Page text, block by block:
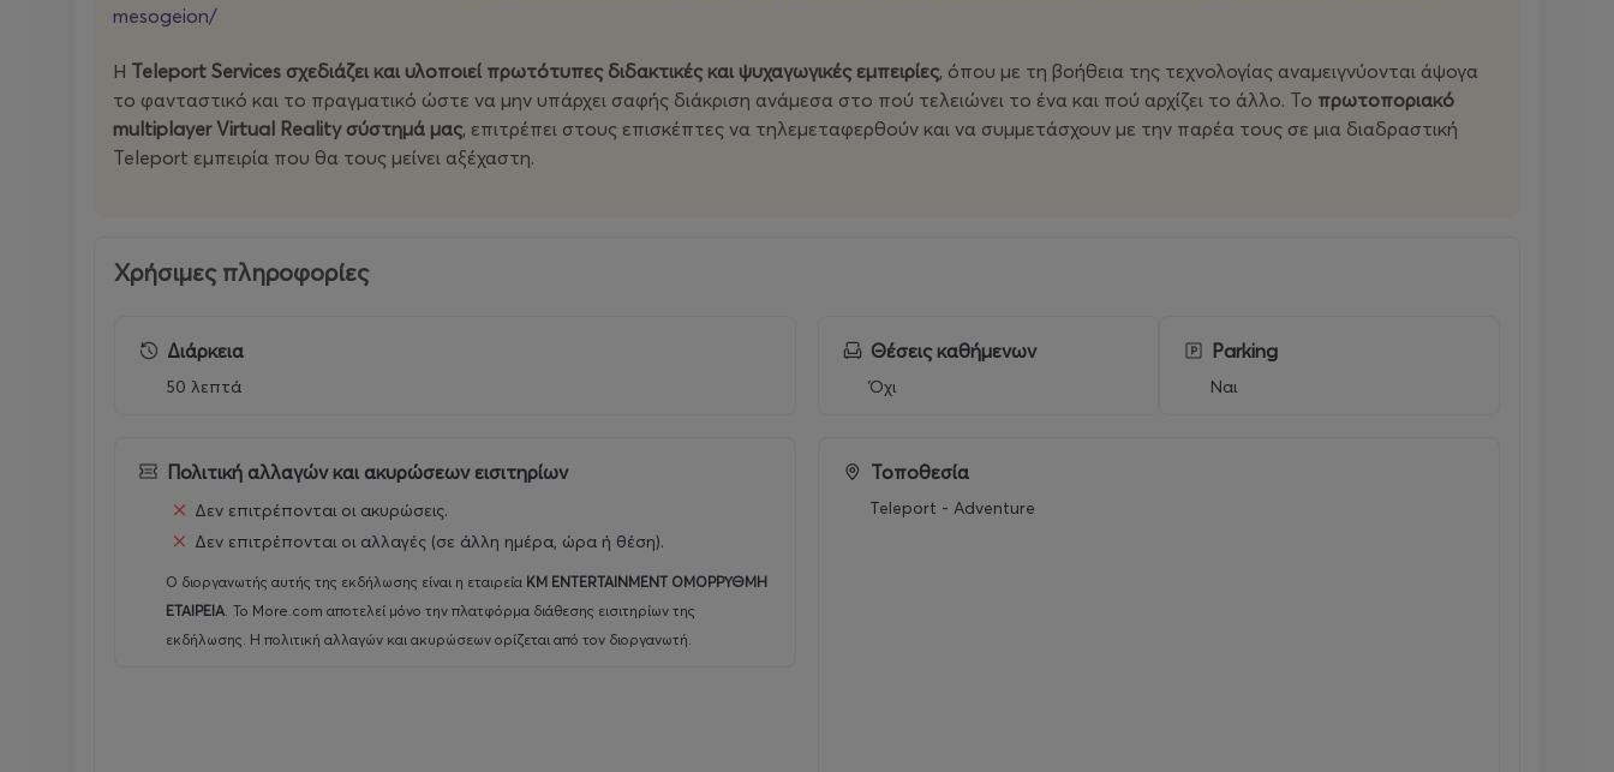
mesogeion/
Η Teleport Services σχεδιάζει και υλοποιεί πρωτότυπες διδακτικές και ψυχαγωγικές εμπειρίες, όπου με τη βοήθεια της τεχνολογίας αναμειγνύονται άψογα
το φανταστικό και το πραγματικό ώστε να μην υπάρχει σαφής διάκριση ανάμεσα στο πού τελειώνει το ένα και πού αρχίζει το άλλο. Το πρωτοποριακό
multiplayer Virtual Reality σύστημά μας, επιτρέπει στους επισκέπτες να τηλεμεταφερθούν και να συμμετάσχουν με την παρέα τους σε μια διαδραστική
Teleport εμπειρία που θα τους μείνει αξέχαστη.
Χρήσιμες πληροφορίες
Διάρκεια
50 λεπτά
Πολιτική αλλαγών και ακυρώσεων εισιτηρίων
Δεν επιτρέπονται οι ακυρώσεις.
Δεν επιτρέπονται οι αλλαγές (σε άλλη ημέρα, ώρα ή θέση).
Ο διοργανωτής αυτής της εκδήλωσης είναι η εταιρεία KM ENTERTAINMENT ΟΜΟΡΡΥΘΜΗ
ΕΤΑΙΡΕΙΑ. Το More.com αποτελεί μόνο την πλατφόρμα διάθεσης εισιτηρίων της
εκδήλωσης. Η πολιτική αλλαγών και ακυρώσεων ορίζεται από τον διοργανωτή.
Θέσεις καθήμενων
Όχι
Parking
Ναι
Τοποθεσία
Teleport - Adventure